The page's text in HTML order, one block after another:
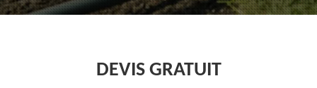
DEVIS GRATUIT